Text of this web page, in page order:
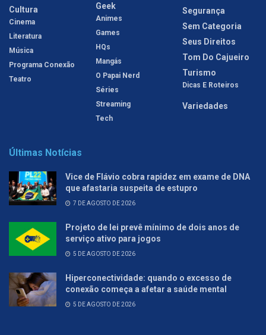
Cultura
Cinema
Literatura
Música
Programa Conexão
Teatro
Geek
Animes
Games
HQs
Mangás
O Papai Nerd
Séries
Streaming
Tech
Segurança
Sem Categoria
Seus Direitos
Tom Do Cajueiro
Turismo
Dicas E Roteiros
Variedades
Últimas Notícias
Vice de Flávio cobra rapidez em exame de DNA
que afastaria suspeita de estupro
7 DE AGOSTO DE 2026
Projeto de lei prevê mínimo de dois anos de
serviço ativo para jogos
5 DE AGOSTO DE 2026
Hiperconectividade: quando o excesso de
conexão começa a afetar a saúde mental
5 DE AGOSTO DE 2026